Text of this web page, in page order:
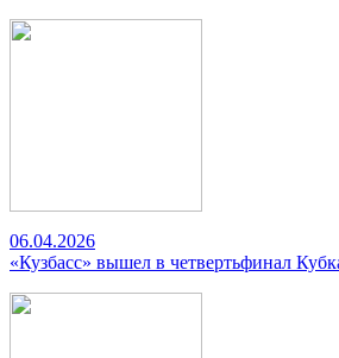
06.04.2026
«Кузбасс» вышел в четвертьфинал